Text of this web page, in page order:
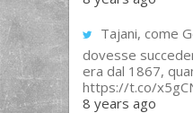
Tajani, come
dovesse
era dal 1867,
https://t.co/
8 years ago